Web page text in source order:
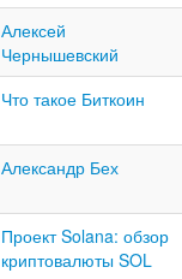
Алексей
Чернышевский
Что такое Биткоин
Александр Бех
Проект Solana: обзор
криптовалюты SOL